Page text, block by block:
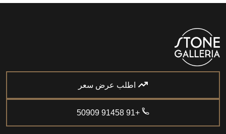
اطلب عرض سعر
+91 91458 50909